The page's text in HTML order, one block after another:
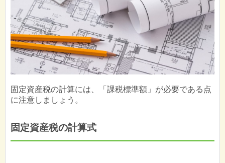
固定資産税の計算には、「課税標準額」が必要である点
に注意しましょう。
固定資産税の計算式